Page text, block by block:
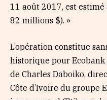
11 août 2017, est
82 millions $). »
L’opération constitue
historique pour
de Charles Daboiko,
Côte d’Ivoire du groupe